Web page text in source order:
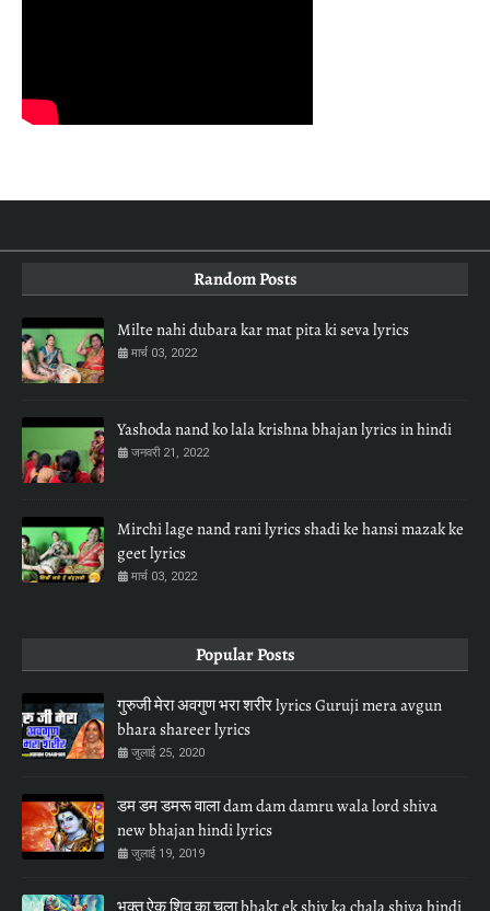
Random Posts
Milte nahi dubara kar mat pita ki seva lyrics
मार्च 03, 2022
Yashoda nand ko lala krishna bhajan lyrics in hindi
जनवरी 21, 2022
Mirchi lage nand rani lyrics shadi ke hansi mazak ke
geet lyrics
मार्च 03, 2022
Popular Posts
गुरुजी मेरा अवगुण भरा शरीर lyrics Guruji mera avgun
bhara shareer lyrics
जुलाई 25, 2020
डम डम डमरू वाला dam dam damru wala lord shiva
new bhajan hindi lyrics
जुलाई 19, 2019